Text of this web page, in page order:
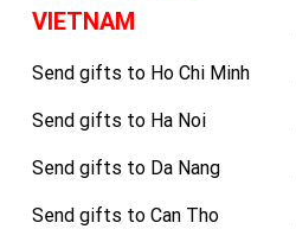
VIETNAM
Send gifts to Ho Chi Minh
Send gifts to Ha Noi
Send gifts to Da Nang
Send gifts to Can Tho